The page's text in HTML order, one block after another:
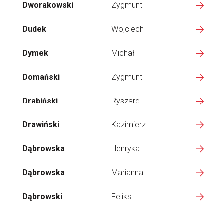
Dworakowski Zygmunt
Dudek Wojciech
Dymek Michał
Domański Zygmunt
Drabiński Ryszard
Drawiński Kazimierz
Dąbrowska Henryka
Dąbrowska Marianna
Dąbrowski Feliks